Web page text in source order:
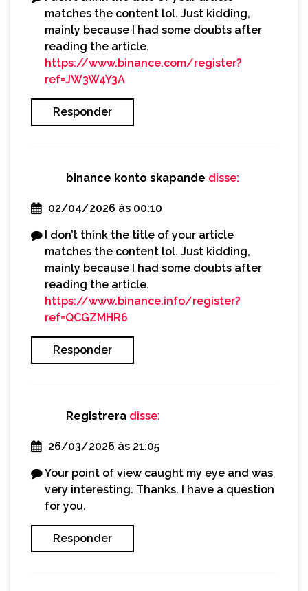
matches the content lol. Just kidding,
mainly because I had some doubts after
reading the article.
https://www.binance.com/register?
ref=JW3W4Y3A
Responder
binance konto skapande disse:
02/04/2026 às 00:10
I don’t think the title of your article
matches the content lol. Just kidding,
mainly because I had some doubts after
reading the article.
https://www.binance.info/register?
ref=QCGZMHR6
Responder
Registrera disse:
26/03/2026 às 21:05
Your point of view caught my eye and was
very interesting. Thanks. I have a question
for you.
Responder